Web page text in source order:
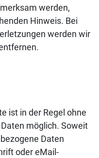
werden,
Hinweis. Bei
werden wir
ist in der Regel ohne
möglich. Soweit
Daten
oder eMail-